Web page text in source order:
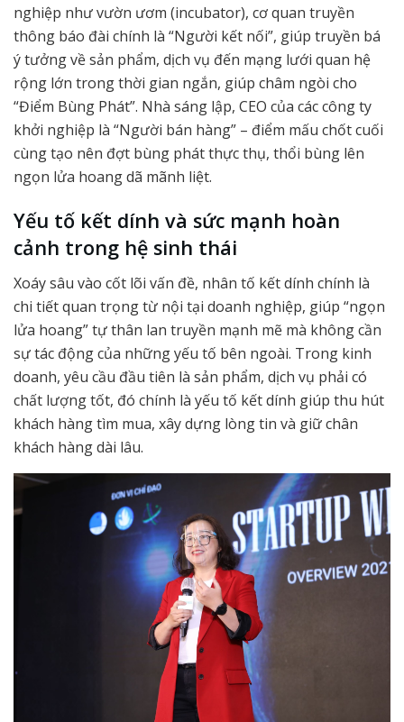
nghiệp như vườn ươm (incubator), cơ quan truyền
thông báo đài chính là “Người kết nối”, giúp truyền bá
ý tưởng về sản phẩm, dịch vụ đến mạng lưới quan hệ
rộng lớn trong thời gian ngắn, giúp châm ngòi cho
“Điểm Bùng Phát”. Nhà sáng lập, CEO của các công ty
khởi nghiệp là “Người bán hàng” – điểm mấu chốt cuối
cùng tạo nên đợt bùng phát thực thụ, thổi bùng lên
ngọn lửa hoang dã mãnh liệt.
Yếu tố kết dính và sức mạnh hoàn
cảnh trong hệ sinh thái
Xoáy sâu vào cốt lõi vấn đề, nhân tố kết dính chính là
chi tiết quan trọng từ nội tại doanh nghiệp, giúp “ngọn
lửa hoang” tự thân lan truyền mạnh mẽ mà không cần
sự tác động của những yếu tố bên ngoài. Trong kinh
doanh, yêu cầu đầu tiên là sản phẩm, dịch vụ phải có
chất lượng tốt, đó chính là yếu tố kết dính giúp thu hút
khách hàng tìm mua, xây dựng lòng tin và giữ chân
khách hàng dài lâu.